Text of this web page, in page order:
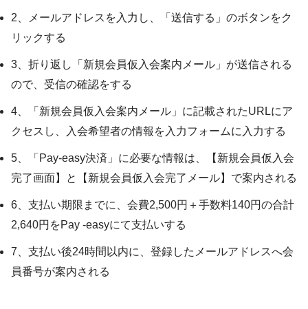
2、メールアドレスを入力し、「送信する」のボタンをク
リックする
3、折り返し「新規会員仮入会案内メール」が送信される
ので、受信の確認をする
4、「新規会員仮入会案内メール」に記載されたURLにア
クセスし、入会希望者の情報を入力フォームに入力する
5、「Pay-easy決済」に必要な情報は、【新規会員仮入会
完了画面】と【新規会員仮入会完了メール】で案内される
6、支払い期限までに、会費2,500円＋手数料140円の合計
2,640円をPay -easyにて支払いする
7、支払い後24時間以内に、登録したメールアドレスへ会
員番号が案内される